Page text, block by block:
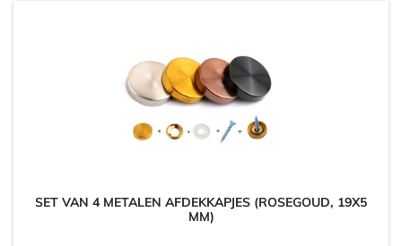
SET VAN 4 METALEN AFDEKKAPJES (ROSEGOUD, 19X5
MM)